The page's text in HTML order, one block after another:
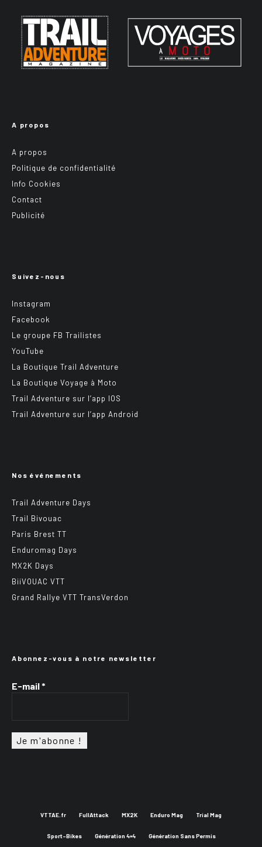
A propos
A propos
Politique de confidentialité
Info Cookies
Contact
Publicité
Suivez-nous
Instagram
Facebook
Le groupe FB Trailistes
YouTube
La Boutique Trail Adventure
La Boutique Voyage à Moto
Trail Adventure sur l’app IOS
Trail Adventure sur l’app Android
Nos événements
Trail Adventure Days
Trail Bivouac
Paris Brest TT
Enduromag Days
MX2K Days
BiiVOUAC VTT
Grand Rallye VTT TransVerdon
Abonnez-vous à notre newsletter
E-mail*
VTTAE.fr FullAttack MX2K Enduro Mag Trial Mag
Sport-Bikes Génération 4×4 Génération Sans Permis